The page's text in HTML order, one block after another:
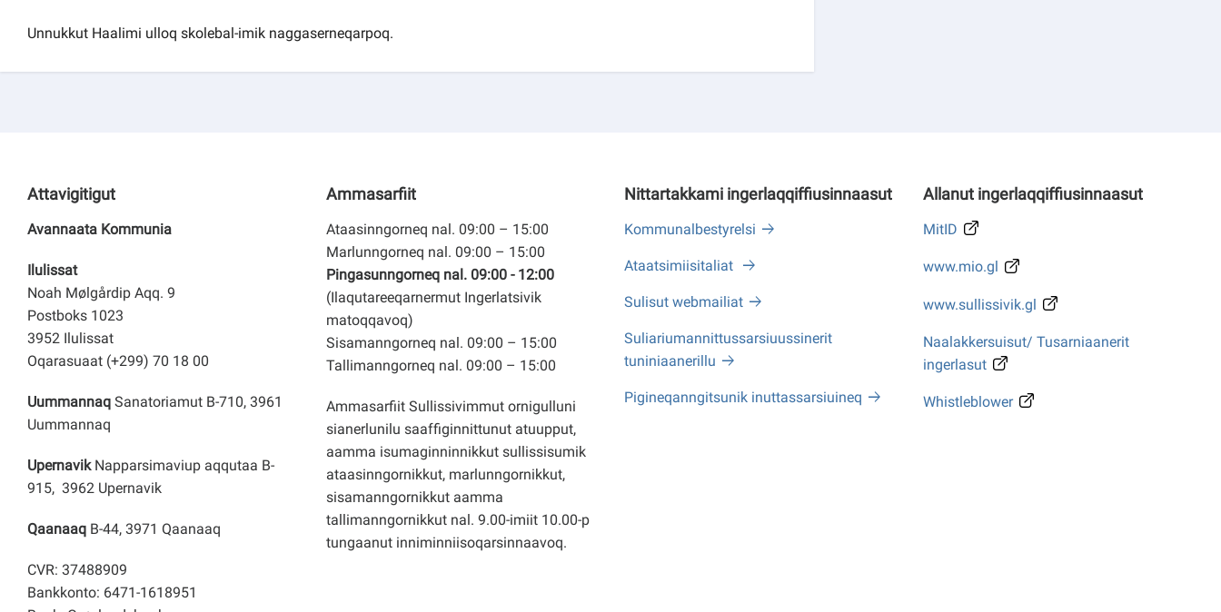
Unnukkut Haalimi ulloq skolebal-imik naggaserneqarpoq.
Attavigitigut
Avannaata Kommunia
Ilulissat
Noah Mølgårdip Aqq. 9
Postboks 1023
3952 Ilulissat
Oqarasuaat (+299) 70 18 00
Uummannaq Sanatoriamut B-710, 3961
Uummannaq
Upernavik Napparsimaviup aqqutaa B-
915, 3962 Upernavik
Qaanaaq B-44, 3971 Qaanaaq
CVR: 37488909
Bankkonto: 6471-1618951
Ammasarfiit
Ataasinngorneq nal. 09:00 – 15:00
Marlunngorneq nal. 09:00 – 15:00
Pingasunngorneq nal. 09:00 - 12:00
(Ilaqutareeqarnermut Ingerlatsivik
matoqqavoq)
Sisamanngorneq nal. 09:00 – 15:00
Tallimanngorneq nal. 09:00 – 15:00
Ammasarfiit Sullissivimmut ornigulluni
sianerlunilu saaffiginnittunut atuupput,
aamma isumaginninnikkut sullissisumik
ataasinngornikkut, marlunngornikkut,
sisamanngornikkut aamma
tallimanngornikkut nal. 9.00-imiit 10.00-p
tungaanut inniminniisoqarsinnaavoq.
Nittartakkami ingerlaqqiffiusinnaasut
Kommunalbestyrelsi
Ataatsimiisitaliat
Sulisut webmailiat
Suliariumannittussarsiuussinerit
tuniniaanerillu
Pigineqanngitsunik inuttassarsiuineq
Allanut ingerlaqqiffiusinnaasut
MitID
www.mio.gl
www.sullissivik.gl
Naalakkersuisut/ Tusarniaanerit
ingerlasut
Whistleblower